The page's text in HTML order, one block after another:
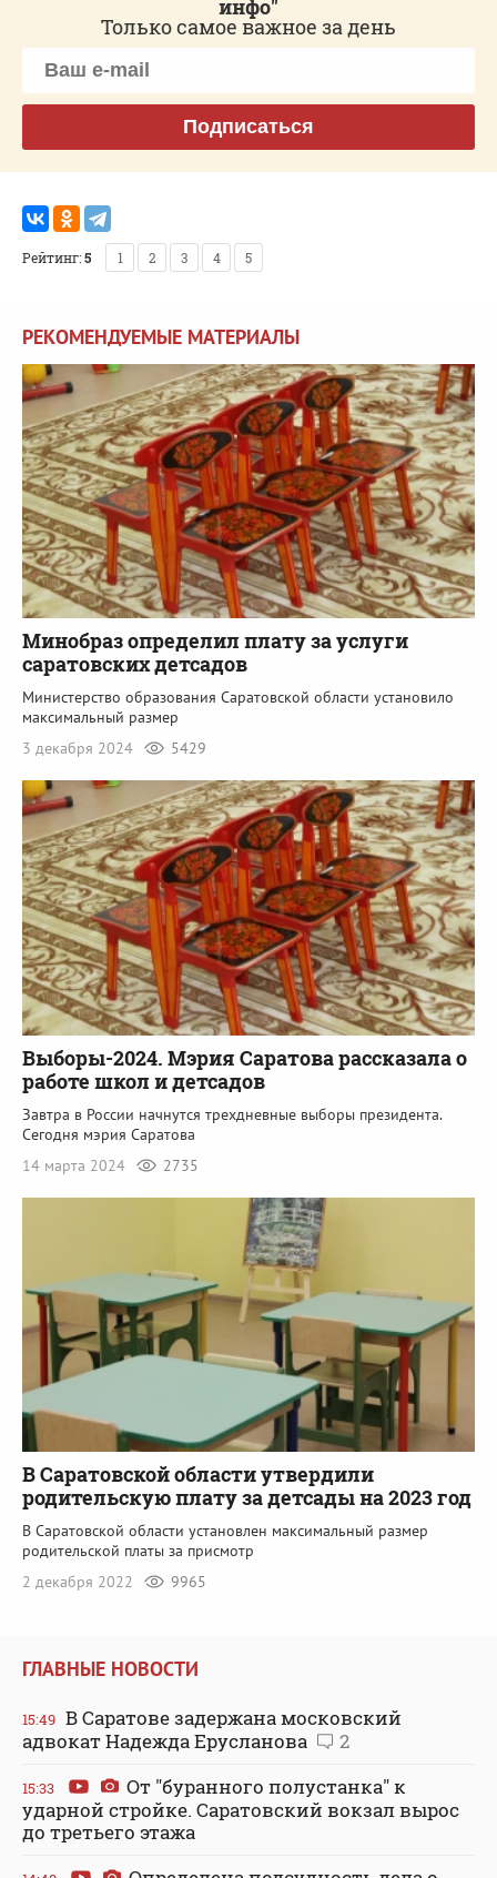
инфо"
Только самое важное за день
Подписаться
Рейтинг:5 1 2 3 4 5
РЕКОМЕНДУЕМЫЕ МАТЕРИАЛЫ
Минобраз определил плату за услуги
саратовских детсадов
Министерство образования Саратовской области установило
максимальный размер
3 декабря 2024
5429
Выборы-2024. Мэрия Саратова рассказала о
работе школ и детсадов
Завтра в России начнутся трехдневные выборы президента.
Сегодня мэрия Саратова
14 марта 2024
2735
В Саратовской области утвердили
родительскую плату за детсады на 2023 год
В Саратовской области установлен максимальный размер
родительской платы за присмотр
2 декабря 2022
9965
ГЛАВНЫЕ НОВОСТИ
15:49 В Саратове задержана московский
адвокат Надежда Ерусланова
2
15:33
От "буранного полустанка" к
ударной стройке. Саратовский вокзал вырос
до третьего этажа